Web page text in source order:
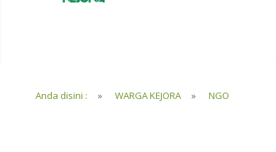
Anda disini : » WARGA KEJORA » NGO